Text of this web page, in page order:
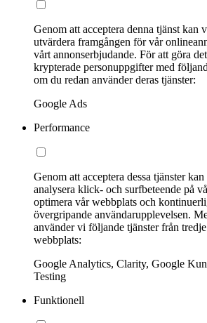
Genom att acceptera denna tjänst kan
utvärdera framgången för vår
vårt annonserbjudande. För att göra
krypterade personuppgifter med
om du redan använder deras tjänster:
Google Ads
Performance
Genom att acceptera dessa tjänster
analysera klick- och surfbeteende på
optimera vår webbplats och
övergripande användarupplevelsen.
använder vi följande tjänster från
webbplats:
Google Analytics, Clarity, Google
Testing
Funktionell